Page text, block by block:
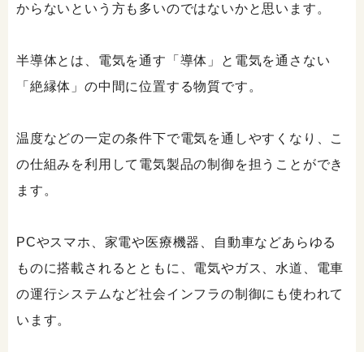
からないという方も多いのではないかと思います。
半導体とは、電気を通す「導体」と電気を通さない
「絶縁体」の中間に位置する物質です。
温度などの一定の条件下で電気を通しやすくなり、こ
の仕組みを利用して電気製品の制御を担うことができ
ます。
PCやスマホ、家電や医療機器、自動車などあらゆる
ものに搭載されるとともに、電気やガス、水道、電車
の運行システムなど社会インフラの制御にも使われて
います。